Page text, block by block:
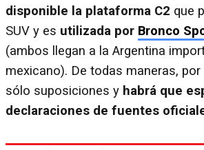
disponible la plataforma C2 que
SUV y es utilizada por Bronco
(ambos llegan a la Argentina
mexicano). De todas maneras,
sólo suposiciones y habrá que
declaraciones de fuentes